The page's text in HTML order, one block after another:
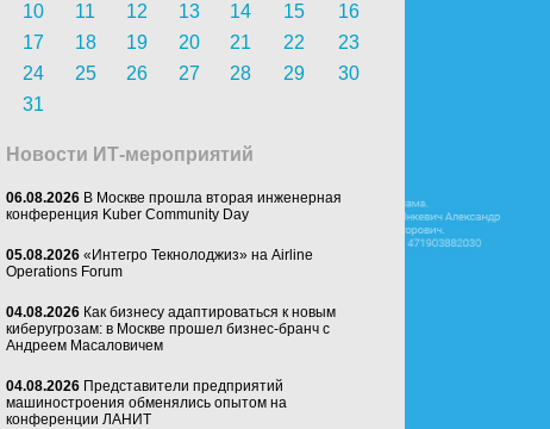
10
11 12 13 14 15
16
17
18 19 20 21 22
23
24
25 26 27 28 29
30
31
Новости ИТ-мероприятий
06.08.2026 В Москве прошла вторая инженерная
конференция Kuber Community Day
05.08.2026 «Интегро Текнолоджиз» на Airline
Operations Forum
04.08.2026 Как бизнесу адаптироваться к новым
киберугрозам: в Москве прошел бизнес-бранч с
Андреем Масаловичем
04.08.2026 Представители предприятий
машиностроения обменялись опытом на
конференции ЛАНИТ